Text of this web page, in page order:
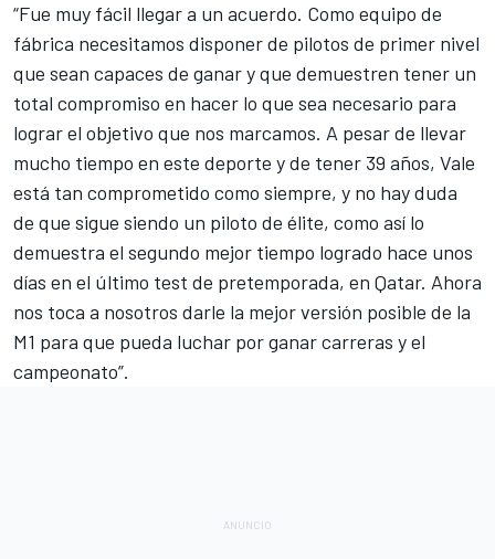
“Fue muy fácil llegar a un acuerdo. Como equipo de
fábrica necesitamos disponer de pilotos de primer nivel
que sean capaces de ganar y que demuestren tener un
total compromiso en hacer lo que sea necesario para
lograr el objetivo que nos marcamos. A pesar de llevar
mucho tiempo en este deporte y de tener 39 años, Vale
está tan comprometido como siempre, y no hay duda
de que sigue siendo un piloto de élite, como así lo
demuestra el segundo mejor tiempo logrado hace unos
días en el último test de pretemporada, en Qatar. Ahora
nos toca a nosotros darle la mejor versión posible de la
M1 para que pueda luchar por ganar carreras y el
campeonato”.